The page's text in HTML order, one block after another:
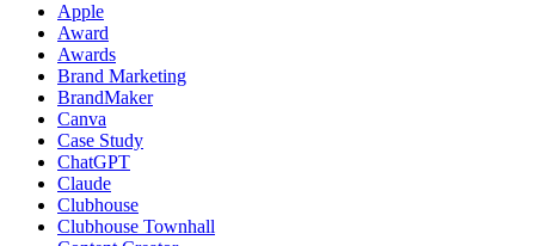
Apple
Award
Awards
Brand Marketing
BrandMaker
Canva
Case Study
ChatGPT
Claude
Clubhouse
Clubhouse Townhall